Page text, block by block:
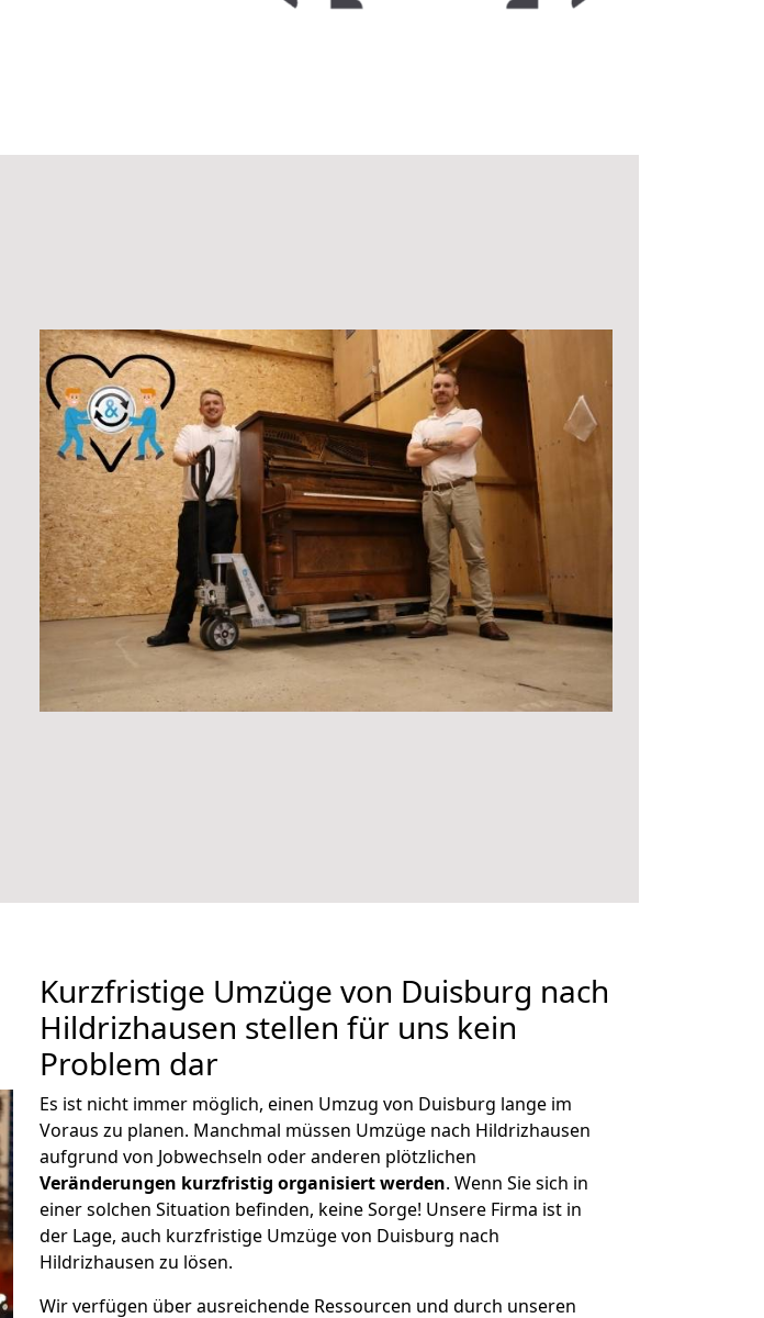
Kurzfristige Umzüge von Duisburg nach
Hildrizhausen stellen für uns kein
Problem dar
Es ist nicht immer möglich, einen Umzug von Duisburg lange im
Voraus zu planen. Manchmal müssen Umzüge nach Hildrizhausen
aufgrund von Jobwechseln oder anderen plötzlichen
Veränderungen kurzfristig organisiert werden. Wenn Sie sich in
einer solchen Situation befinden, keine Sorge! Unsere Firma ist in
der Lage, auch kurzfristige Umzüge von Duisburg nach
Hildrizhausen zu lösen.
Wir verfügen über ausreichende Ressourcen und durch unseren